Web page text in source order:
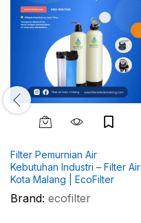
Filter Pemurnian Air
Kebutuhan Industri – Filter Air
Kota Malang | EcoFilter
Brand: ecofilter